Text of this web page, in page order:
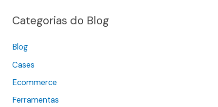
u
s
a
r
p
Categorias do Blog
Blog
Cases
Ecommerce
Ferramentas